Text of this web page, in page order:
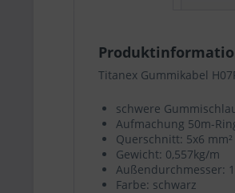
Titanex Gummikabel
schwere
Aufmachung 50m-
Querschnitt: 5x6 mm²
Gewicht: 0,557kg/m
Außendurchmesser:
Farbe: schwarz